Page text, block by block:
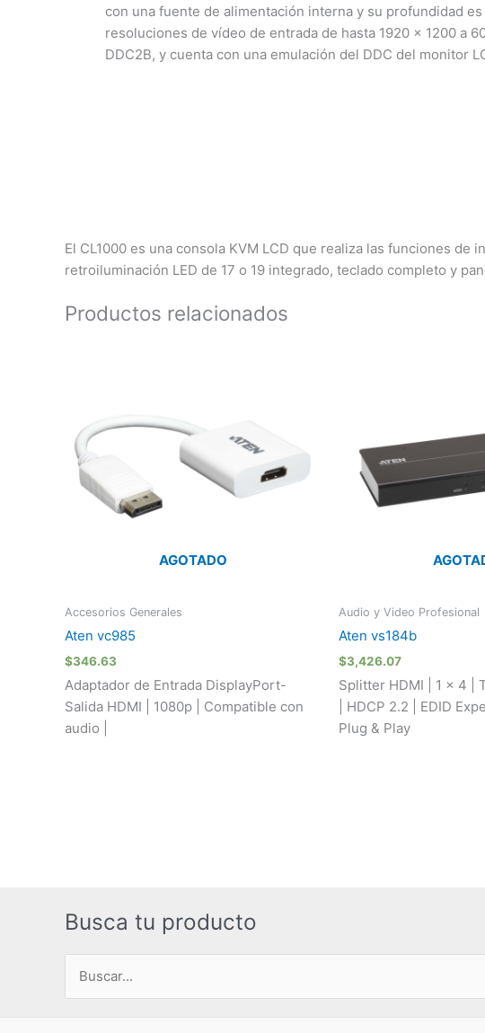
con una fuente de alimentación interna y su profundidad
resoluciones de vídeo de entrada de hasta 1920 x 1200 a
DDC2B, y cuenta con una emulación del DDC del monitor
El CL1000 es una consola KVM LCD que realiza las funciones
retroiluminación LED de 17 o 19 integrado, teclado completo y
Productos relacionados
AGOTADO
Accesorios Generales
Aten vc985
$346.63
Adaptador de Entrada DisplayPort-
Salida HDMI | 1080p | Compatible con
audio |
Audio y Video Profesional
Aten vs184b
$3,426.07
Splitter HDMI | 1 x 4 |
| HDCP 2.2 | EDID
Plug & Play
Busca tu producto
Buscar
por: